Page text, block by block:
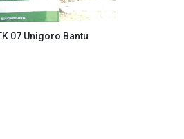
07 Unigoro Bantu